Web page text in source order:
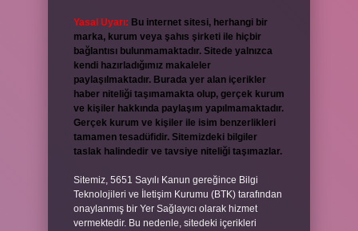
Yasal Uyarı: Bu internet sitesi, herhangi bir
marka, kurum veya şahıs şirketi ile hiçbir
bağlantısı bulunmamaktadır. Sitede yalnızca
kendi hazırladığımız makaleler
paylaşılmaktadır. Burada yer alan içerikler
haber niteliği taşımamakta olup, gerçek kurum
ve kişiler hakkında paylaşım yapılmamaktadır.
Gerçek kurum ve kişiler ile isim benzerlikleri
tamamen tesadüfidir. Sitemizdeki bilgiler
taslak halindedir ve tavsiye niteliği taşımazlar.
Sitemiz, 5651 Sayılı Kanun gereğince Bilgi
Teknolojileri ve İletişim Kurumu (BTK) tarafından
onaylanmış bir Yer Sağlayıcı olarak hizmet
vermektedir. Bu nedenle, sitedeki içerikleri